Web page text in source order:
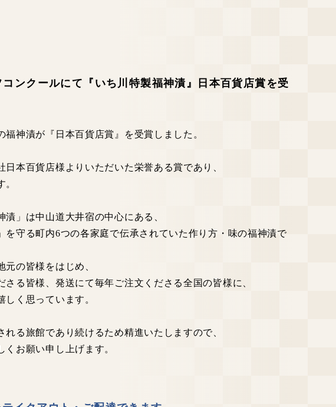
ンクールにて『いち川特製福神漬』日本百貨店賞を受
福神漬が『日本百貨店賞』を受賞しました。
日本百貨店様よりいただいた栄誉ある賞であり、
漬」は中山道大井宿の中心にある、
を守る町内6つの各家庭で伝承されていた作り方・味の福神漬で
の皆様をはじめ、
さる皆様、発送にて毎年ご注文くださる全国の皆様に、
く思っています。
れる旅館であり続けるため精進いたしますので、
お願い申し上げます。